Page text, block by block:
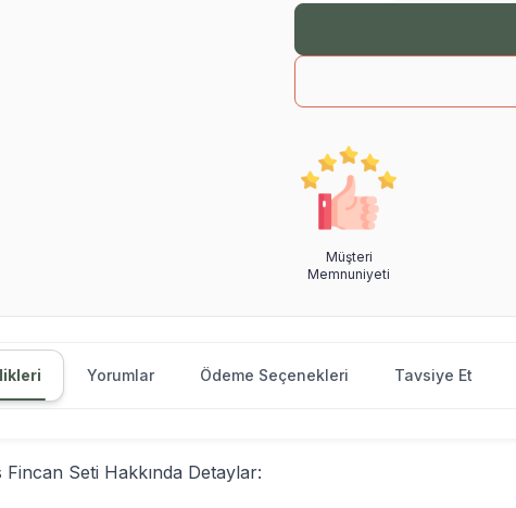
Müşteri
Memnuniyeti
Yorumlar Ödeme Seçenekleri Tavsiye Et
Seti Hakkında Detaylar: